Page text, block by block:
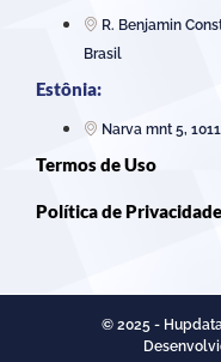
R. Benjamin
Brasil
Estônia:
Narva mnt 5,
Termos de Uso
Política de Privacidade
© 2025 -